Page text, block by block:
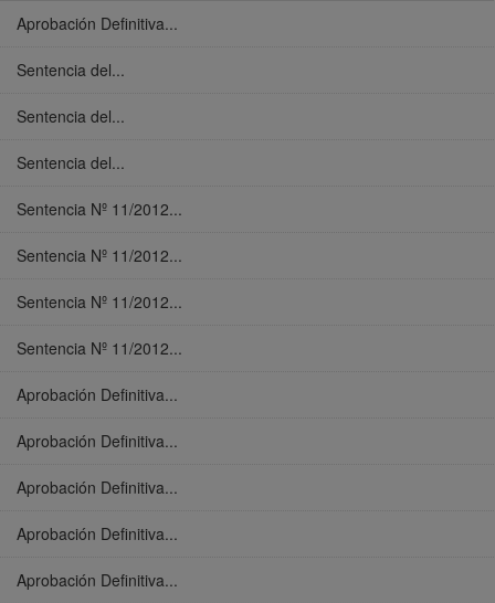
Aprobación Definitiva...
Sentencia del...
Sentencia del...
Sentencia del...
Sentencia Nº 11/2012...
Sentencia Nº 11/2012...
Sentencia Nº 11/2012...
Sentencia Nº 11/2012...
Aprobación Definitiva...
Aprobación Definitiva...
Aprobación Definitiva...
Aprobación Definitiva...
Aprobación Definitiva...